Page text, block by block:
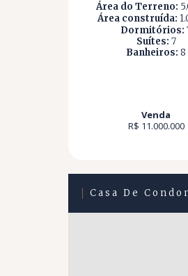
Área do Terreno:
Área construída:
Dormitórios:
Suítes: 7
Banheiros: 8
Venda
R$ 11.000.000
Casa De